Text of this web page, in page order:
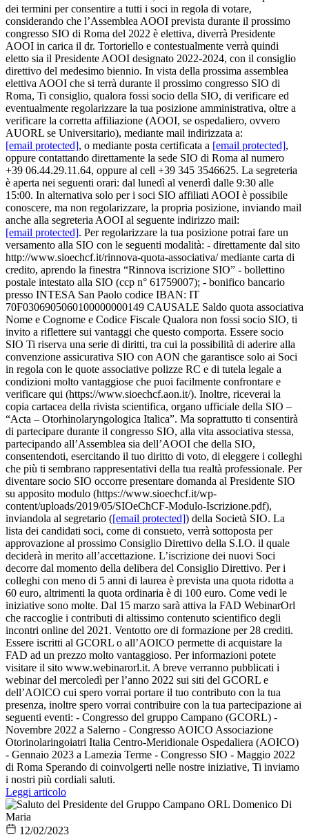
dei termini per consentire a tutti i soci in regola di votare,
considerando che l’Assemblea AOOI prevista durante il prossimo
congresso SIO di Roma del 2022 è elettiva, diverrà Presidente
AOOI in carica il dr. Tortoriello e contestualmente verrà quindi
eletto sia il Presidente AOOI designato 2022-2024, con il consiglio
direttivo del medesimo biennio. In vista della prossima assemblea
elettiva AOOI che si terrà durante il prossimo congresso SIO di
Roma, Ti consiglio, qualora fossi socio della SIO, di verificare ed
eventualmente regolarizzare la tua posizione amministrativa, oltre a
verificare la corretta affiliazione (AOOI, se ospedaliero, ovvero
AUORL se Universitario), mediante mail indirizzata a:
[email protected], o mediante posta certificata a [email protected],
oppure contattando direttamente la sede SIO di Roma al numero
+39 06.44.29.11.64, oppure al cell +39 345 3546625. La segreteria
è aperta nei seguenti orari: dal lunedì al venerdì dalle 9:30 alle
15:00. In alternativa solo per i soci SIO affiliati AOOI è possibile
conoscere, ma non regolarizzare, la propria posizione, inviando mail
anche alla segreteria AOOI al seguente indirizzo mail:
[email protected]. Per regolarizzare la tua posizione potrai fare un
versamento alla SIO con le seguenti modalità: - direttamente dal sito
http://www.sioechcf.it/rinnova-quota-associativa/ mediante carta di
credito, aprendo la finestra “Rinnova iscrizione SIO” - bollettino
postale intestato alla SIO (ccp n° 61759007); - bonifico bancario
presso INTESA San Paolo codice IBAN: IT
70F0306905060100000000149 CAUSALE Saldo quota associativa
Nome e Cognome e Codice Fiscale Qualora non fossi socio SIO, ti
invito a riflettere sui vantaggi che questo comporta. Essere socio
SIO Ti riserva una serie di diritti, tra cui la possibilità di aderire alla
convenzione assicurativa SIO con AON che garantisce solo ai Soci
in regola con le quote associative polizze RC e di tutela legale a
condizioni molto vantaggiose che puoi facilmente confrontare e
verificare qui (https://www.sioechcf.aon.it/). Inoltre, riceverai la
copia cartacea della rivista scientifica, organo ufficiale della SIO –
“Acta – Otorhinolaryngologica Italica”. Ma soprattutto ti consentirà
di partecipare durante il congresso SIO, alla vita associativa stessa,
partecipando all’Assemblea sia dell’AOOI che della SIO,
consentendoti, esercitando il tuo diritto di voto, di eleggere i colleghi
che più ti sembrano rappresentativi della tua realtà professionale. Per
diventare socio SIO occorre presentare domanda al Presidente SIO
su apposito modulo (https://www.sioechcf.it/wp-
content/uploads/2019/05/SIOeChCF-Modulo-Iscrizione.pdf),
inviandola al segretario ([email protected]) della Società SIO. La
lista dei candidati soci, come di consueto, verrà sottoposta per
approvazione al prossimo Consiglio Direttivo della S.I.O. il quale
deciderà in merito all’accettazione. L’iscrizione dei nuovi Soci
decorre dal momento della delibera del Consiglio Direttivo. Per i
colleghi con meno di 5 anni di laurea è prevista una quota ridotta a
60 euro, altrimenti la quota ordinaria è di 100 euro. Come vedi le
iniziative sono molte. Dal 15 marzo sarà attiva la FAD WebinarOrl
che raccoglie i contributi di altissimo contenuto scientifico degli
incontri online del 2021. Ventotto ore di formazione per 28 crediti.
Essere iscritti al GCORL o all’AOICO permette di acquistare la
FAD ad un prezzo molto vantaggioso. Per informazioni potete
visitare il sito www.webinarorl.it. A breve verranno pubblicati i
webinar del mercoledì per l’anno 2022 sui siti del GCORL e
dell’AOICO cui spero vorrai portare il tuo contributo con la tua
presenza, inoltre spero vorrai contribuire con la tua partecipazione ai
seguenti eventi: - Congresso del gruppo Campano (GCORL) -
Novembre 2022 a Salerno - Congresso AOICO Associazione
Otorinolaringoiatri Italia Centro-Meridionale Ospedaliera (AOICO)
- Gennaio 2023 a Lamezia Terme - Congresso SIO - Maggio 2022
di Roma Sperando di coinvolgerti nelle nostre iniziative, Ti inviamo
i nostri più cordiali saluti.
Leggi articolo
12/02/2023